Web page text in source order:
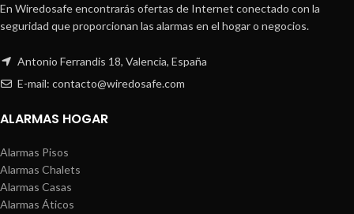
En Wiredosafe encontrarás ofertas de Internet conectado con la
seguridad que proporcionan las alarmas en el hogar o negocios.
Antonio Ferrandis 18, Valencia, España
E-mail: contacto@wiredosafe.com
ALARMAS HOGAR
Alarmas Pisos
Alarmas Chalets
Alarmas Casas
Alarmas Áticos